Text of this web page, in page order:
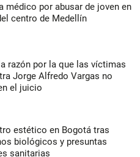
médico por abusar de joven en
centro de Medellín
razón por la que las víctimas
Jorge Alfredo Vargas no
el juicio
estético en Bogotá tras
biológicos y presuntas
sanitarias